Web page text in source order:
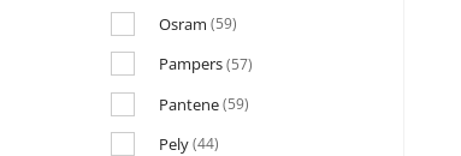
Osram (59)
Pampers(57)
Pantene(59)
Pely(44)